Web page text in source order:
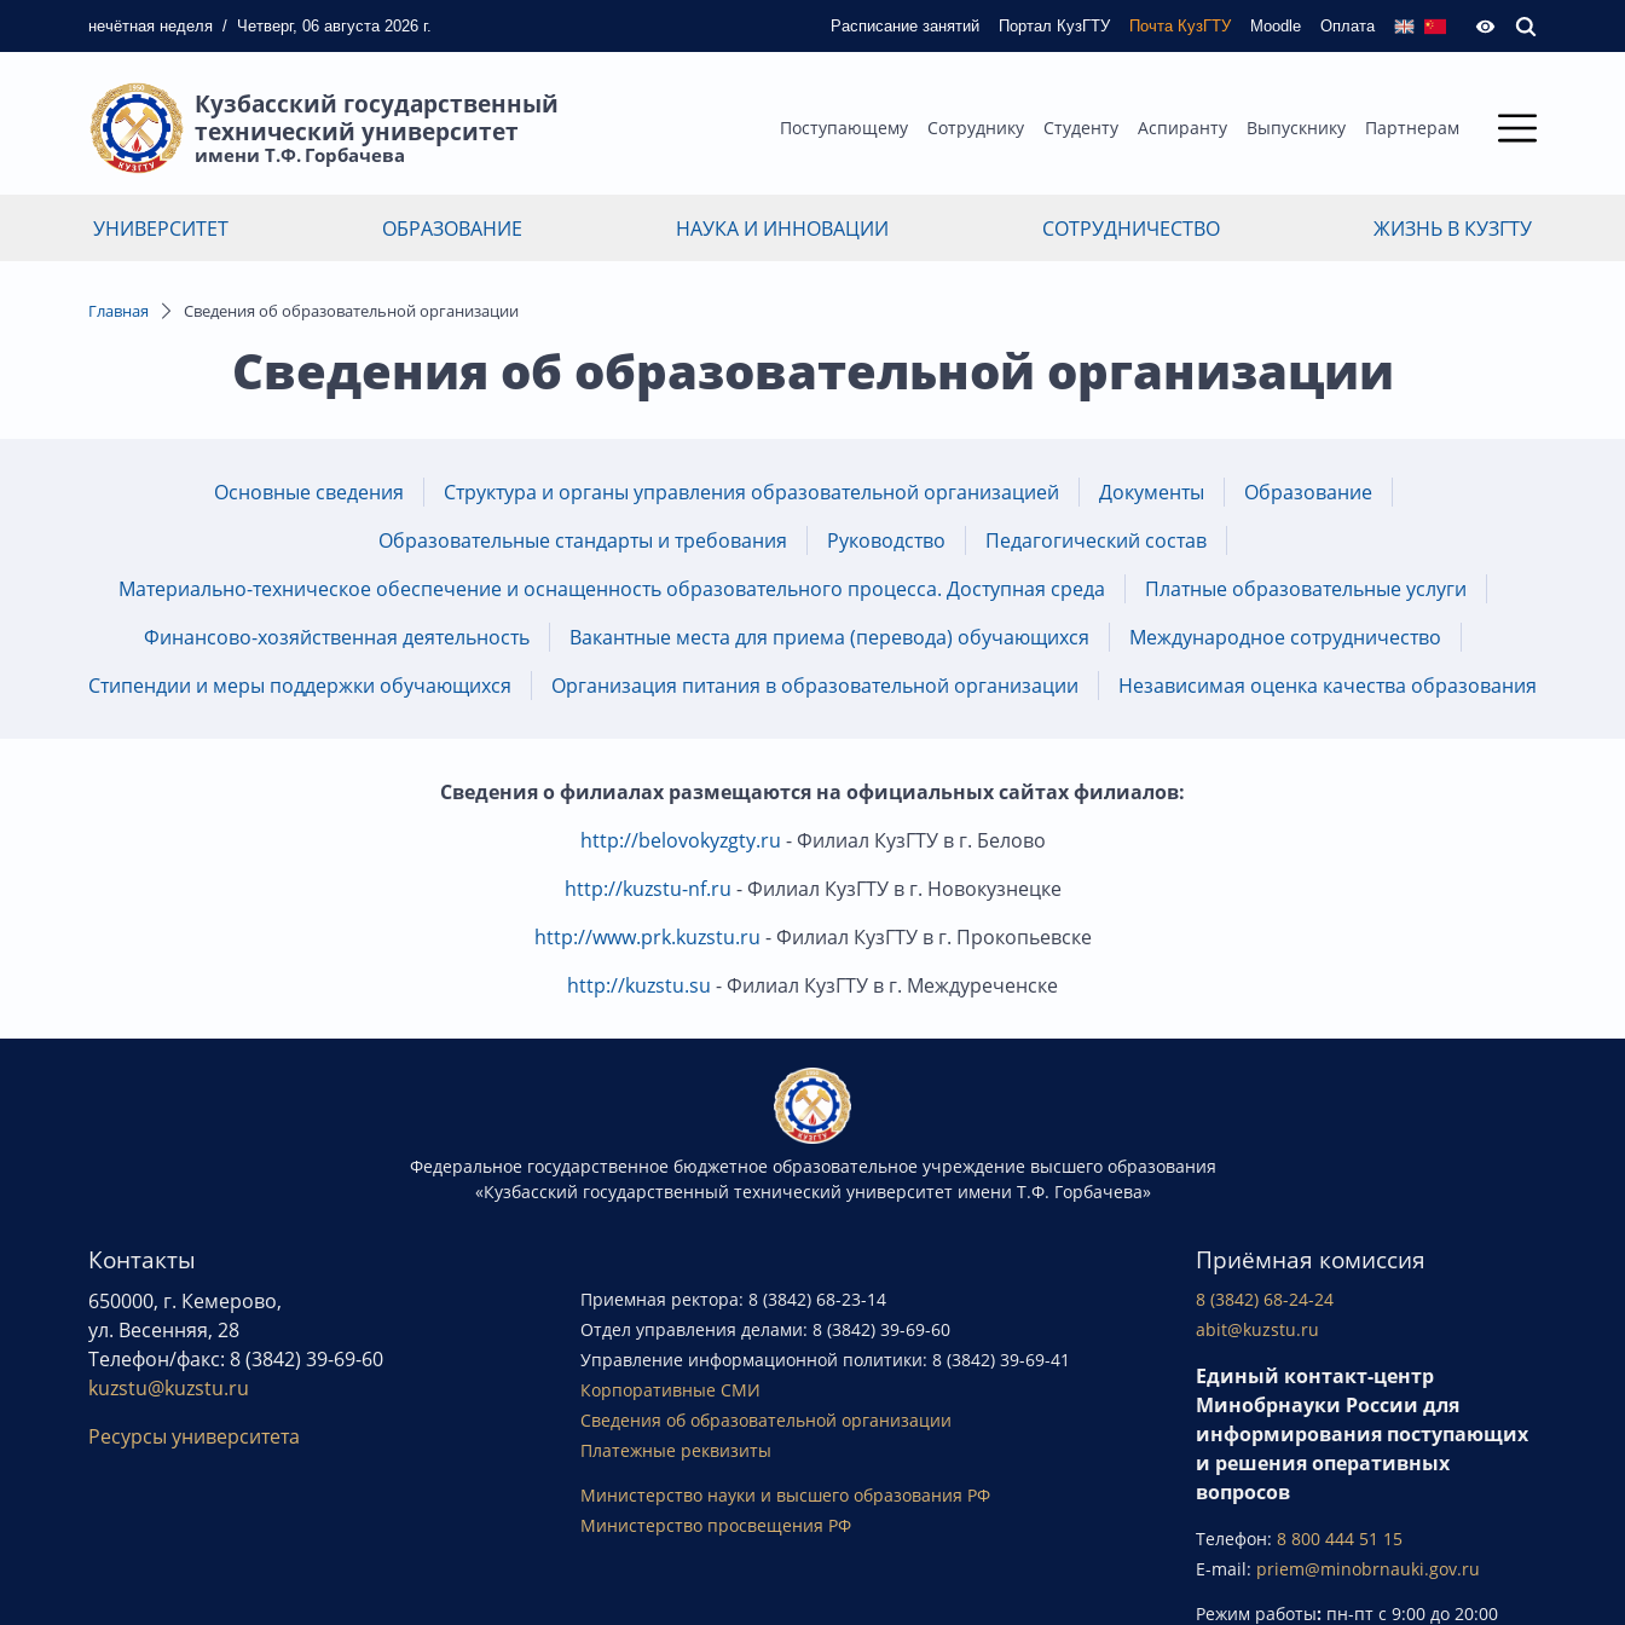
нечётная неделя / Четверг, 06 августа 2026 г. Расписание занятий Портал КузГТУ Почта КузГТУ Moodle Оплата
Кузбасский государственный
технический университет
имени Т.Ф. Горбачева
Поступающему Сотруднику Студенту Аспиранту Выпускнику Партнерам
УНИВЕРСИТЕТ ОБРАЗОВАНИЕ НАУКА И ИННОВАЦИИ СОТРУДНИЧЕСТВО ЖИЗНЬ В КУЗГТУ
Главная Сведения об образовательной организации
Сведения об образовательной организации
Основные сведения Структура и органы управления образовательной организацией Документы
Образование
Образовательные стандарты и требования
Руководство
Педагогический состав
Материально-техническое обеспечение и оснащенность образовательного процесса. Доступная среда
Платные образовательные услуги
Финансово-хозяйственная деятельность
Вакантные места для приема (перевода) обучающихся
Международное сотрудничество
Стипендии и меры поддержки обучающихся
Организация питания в образовательной организации Независимая оценка качества образования
Сведения о филиалах размещаются на официальных сайтах филиалов:
http://belovokyzgty.ru - Филиал КузГТУ в г. Белово
http://kuzstu-nf.ru - Филиал КузГТУ в г. Новокузнецке
http://www.prk.kuzstu.ru - Филиал КузГТУ в г. Прокопьевске
http://kuzstu.su - Филиал КузГТУ в г. Междуреченске
Федеральное государственное бюджетное образовательное учреждение высшего образования
«Кузбасский государственный технический университет имени Т.Ф. Горбачева»
Контакты
650000, г. Кемерово,
ул. Весенняя, 28
Телефон/факс: 8 (3842) 39-69-60
kuzstu@kuzstu.ru
Ресурсы университета
Приемная ректора: 8 (3842) 68-23-14
Отдел управления делами: 8 (3842) 39-69-60
Управление информационной политики: 8 (3842) 39-69-41
Корпоративные СМИ
Сведения об образовательной организации
Платежные реквизиты
Министерство науки и высшего образования РФ
Министерство просвещения РФ
Приёмная комиссия
8 (3842) 68-24-24
abit@kuzstu.ru
Единый контакт-центр
Минобрнауки России для
информирования поступающих
и решения оперативных
вопросов
Телефон:8 800 444 51 15
E-mail: priem@minobrnauki.gov.ru
Режим работы: пн-пт с 9:00 до 20:00